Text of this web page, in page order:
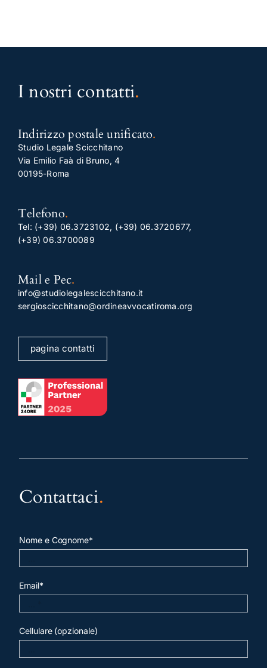
I nostri contatti.
Indirizzo postale unificato.
Studio Legale Scicchitano
Via Emilio Faà di Bruno, 4
00195-Roma
Telefono.
Tel: (+39) 06.3723102, (+39) 06.3720677,
(+39) 06.3700089
Mail e Pec.
info@studiolegalescicchitano.it
sergioscicchitano@ordineavvocatiroma.org
pagina contatti
Contattaci.
Nome e Cognome*
Email*
Cellulare (opzionale)